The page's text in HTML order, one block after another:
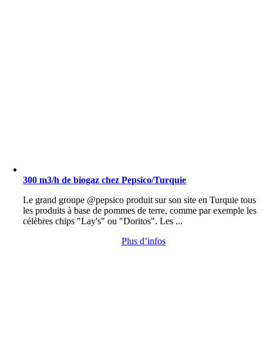
300 m3/h de biogaz chez Pepsico/Turquie
Le grand groupe @pepsico produit sur son site en Turquie tous
les produits à base de pommes de terre, comme par exemple les
célèbres chips "Lay's" ou "Doritos". Les ...
Plus d’infos